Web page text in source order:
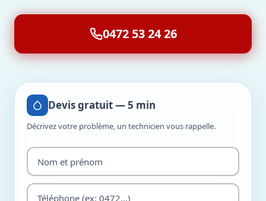
0472 53 24 26
Devis gratuit — 5 min
Décrivez votre problème, un technicien vous rappelle.